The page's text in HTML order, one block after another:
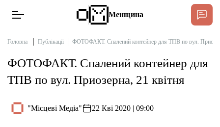
Новини
Інтерв’ю
Підтримати
Менщина
Головна Публікації ФОТОФАКТ. Спалений контейнер для ТПВ по вул.
ФОТОФАКТ. Спалений контейнер для
ТПВ по вул. Приозерна, 21 квітня
"Місцеві Медіа" 22 Кві 2020 | 09:00